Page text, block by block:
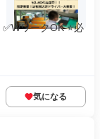
ワークOK ⭐必
気になる